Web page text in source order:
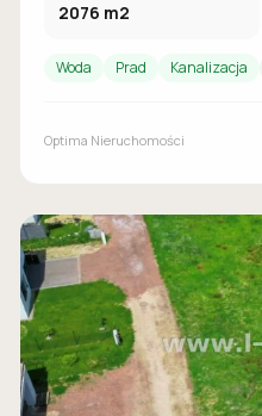
2076 m2
Woda Prad Kanalizacja
Optima Nieruchomości